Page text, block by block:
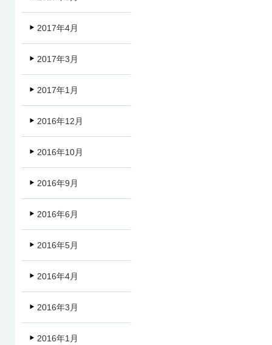
2017年4月
2017年3月
2017年1月
2016年12月
2016年10月
2016年9月
2016年6月
2016年5月
2016年4月
2016年3月
2016年1月